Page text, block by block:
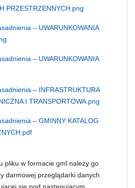
PRZESTRZENNYCH.png
– UWARUNKOWANIA
– UWARUNKOWANIA
– INFRASTRUKTURA
I TRANSPORTOWA.png
– GMINNY KATALOG
pliku w formacie gml należy go
darmowej przeglądarki danych